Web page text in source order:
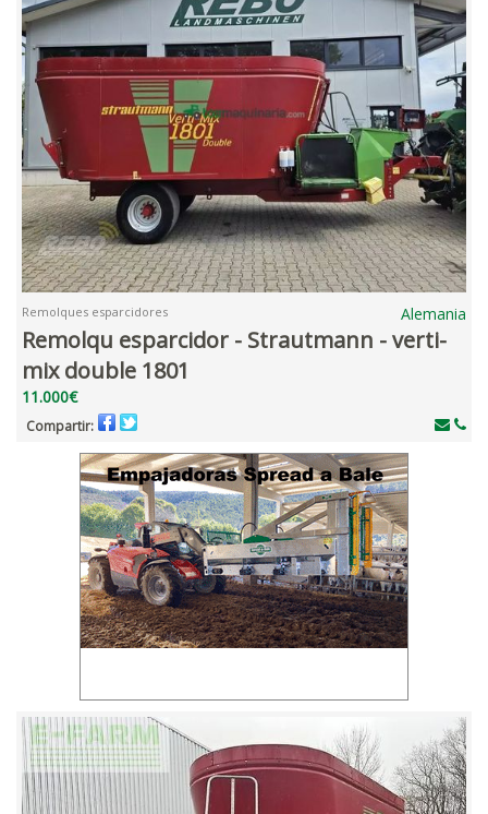
Remolques esparcidores Alemania
Remolqu esparcidor - Strautmann - verti-
mix double 1801
11.000€
Compartir: